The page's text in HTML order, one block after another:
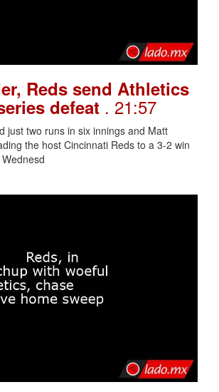
Reds send Athletics
defeat . 21:57
just two runs in six innings and Matt
the host Cincinnati Reds to a 3-2 win